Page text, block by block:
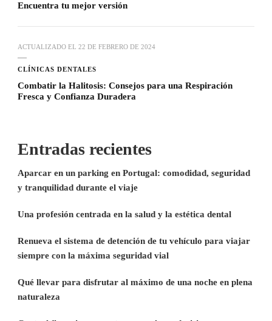
Encuentra tu mejor versión
ACTUALIZADO EL 22 DE FEBRERO DE 2024
CLÍNICAS DENTALES
Combatir la Halitosis: Consejos para una Respiración
Fresca y Confianza Duradera
Entradas recientes
Aparcar en un parking en Portugal: comodidad, seguridad
y tranquilidad durante el viaje
Una profesión centrada en la salud y la estética dental
Renueva el sistema de detención de tu vehículo para viajar
siempre con la máxima seguridad vial
Qué llevar para disfrutar al máximo de una noche en plena
naturaleza